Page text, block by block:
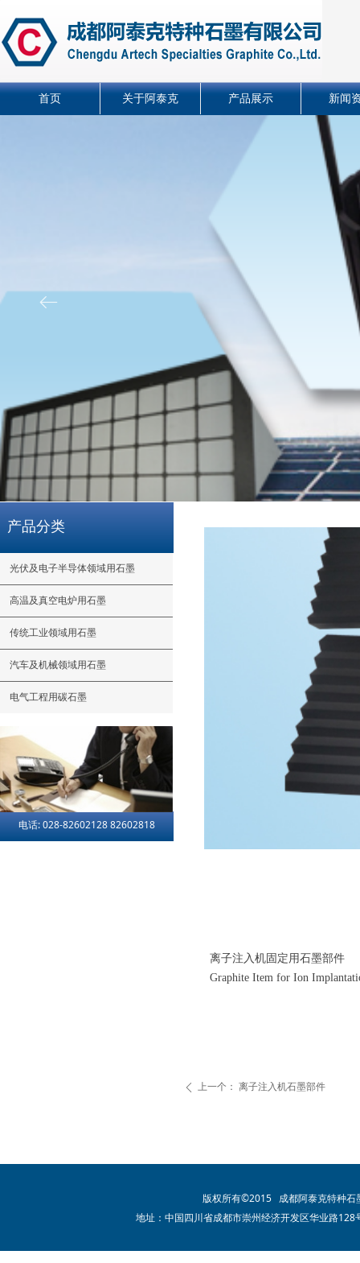
ꂃ
首页 关于阿泰克 产品展示 新闻
ꄴ 上一个： 离子注入机石墨部件
离子注入机固定用石墨部件
Graphite Item for Ion
产品分类
光伏及电子半导体领域用石墨
高温及真空电炉用石墨
传统工业领域用石墨
汽车及机械领域用石墨
电气工程用碳石墨
电话: 028-82602128 82602818
版权所有©2015 成都阿泰克特种
地址：中国四川省成都市崇州经济开发区华业路